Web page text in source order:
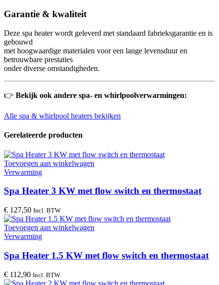
Garantie & kwaliteit
Deze spa heater wordt geleverd met standaard fabrieksgarantie en is
gebouwd
met hoogwaardige materialen voor een lange levensduur en
betrouwbare prestaties
onder diverse omstandigheden.
👉 Bekijk ook andere spa- en whirlpoolverwarmingen:
Alle spa & whirlpool heaters bekijken
Gerelateerde producten
Toevoegen aan winkelwagen
Verwarming
Spa Heater 3 KW met flow switch en thermostaat
€ 127,50 Incl. BTW
Toevoegen aan winkelwagen
Verwarming
Spa Heater 1.5 KW met flow switch en thermostaat
€ 112,90 Incl. BTW